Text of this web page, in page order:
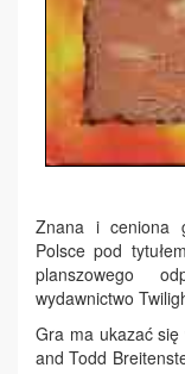
Znana i ceniona
Polsce pod
planszowego
wydawnictwo
Gra ma ukazać
and Todd